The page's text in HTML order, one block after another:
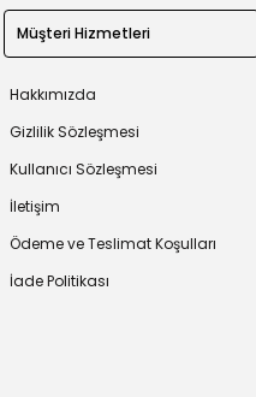
Müşteri Hizmetleri
Hakkımızda
Gizlilik Sözleşmesi
Kullanıcı Sözleşmesi
İletişim
Ödeme ve Teslimat Koşulları
İade Politikası